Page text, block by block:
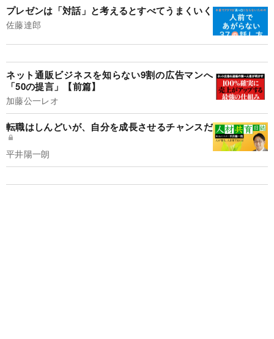
プレゼンは「対話」と考えるとすべてうまくいく
佐藤達郎
ネット通販ビジネスを知らない9割の広告マンへ
「50の提言」【前篇】
加藤公一レオ
転職はしんどいが、自分を成長させるチャンスだ
平井陽一朗